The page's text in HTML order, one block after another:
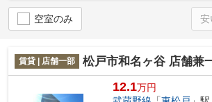
空室のみ
賃貸 | 店舗一部 松戸市和名ヶ谷 店舗兼
12.1万円